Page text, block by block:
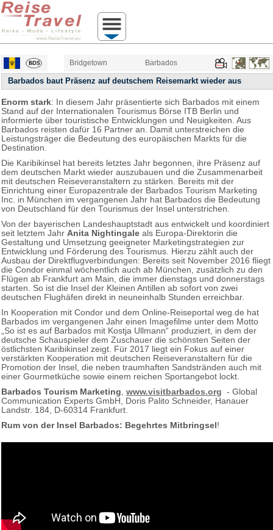
Bridgetown Barbados
Barbados baut Präsenz auf deutschem Reisemarkt wieder aus
Enorm stark: In diesem Jahr präsentierte sich Barbados mit einem
Stand auf der Internationalen Tourismus Börse ITB Berlin und
informierte über touristische Entwicklungen und Neuigkeiten. Aus
Barbados reisten dafür 16 Partner an. Damit unterstreichen die
Leistungsträger die Bedeutung des europäischen Markts für die
Destination.
Die Karibikinsel hat bereits letztes Jahr begonnen, ihre Präsenz auf
dem deutschen Markt wieder auszubauen und die Zusammenarbeit
mit deutschen Reiseveranstaltern zu stärken. Bereits mit der
Einrichtung einer Europazentrale der Barbados Tourism Marketing
Inc. in München im vergangenen Jahr hat Barbados die Bedeutung
von Deutschland für den Tourismus der Insel unterstrichen.
Von der bayerischen Landeshauptstadt aus entwickelt und koordiniert
seit letztem Jahr Anita Nightingale als Europa-Direktorin die
Gestaltung und Umsetzung geeigneter Marketingstrategien zur
Entwicklung und Förderung des Tourismus. Hierzu zählt auch der
Ausbau der Direktflugverbindungen: Bereits seit November 2016 fliegt
die Condor einmal wöchentlich auch ab München, zusätzlich zu den
Flügen ab Frankfurt am Main, die immer dienstags und donnerstags
starten. So ist die Insel der Kleinen Antillen ab sofort von zwei
deutschen Flughäfen direkt in neuneinhalb Stunden erreichbar.
In Kooperation mit Condor und dem Online-Reiseportal weg.de hat
Barbados im vergangenen Jahr einen Imagefilme unter dem Motto
„So ist es auf Barbados mit Kostja Ullmann“ produziert, in dem der
deutsche Schauspieler dem Zuschauer die schönsten Seiten der
östlichsten Karibikinsel zeigt. Für 2017 liegt ein Fokus auf einer
verstärkten Kooperation mit deutschen Reiseveranstaltern für die
Promotion der Insel, die neben traumhaften Sandstränden auch mit
einer Gourmetküche sowie einem reichen Sportangebot lockt.
Barbados Tourism Marketing www.visitbarbados.org - Global
Communication Experts GmbH, Doris Palito Schneider, Hanauer
Landstr. 184, D-60314 Frankfurt.
Rum von der Insel Barbados: Begehrtes Mitbringsel!